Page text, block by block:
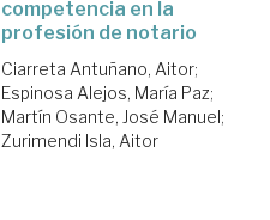
competencia en la
profesión de notario
Ciarreta Antuñano, Aitor;
Espinosa Alejos, María Paz;
Martín Osante, José Manuel;
Zurimendi Isla, Aitor